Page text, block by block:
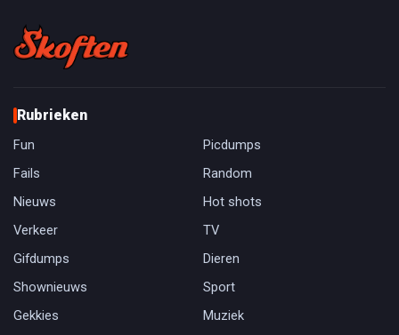
Rubrieken
Fun
Picdumps
Fails
Random
Nieuws
Hot shots
Verkeer
TV
Gifdumps
Dieren
Shownieuws
Sport
Gekkies
Muziek